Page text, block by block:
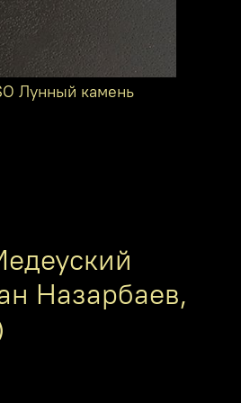
Лунный камень
Назарбаев,